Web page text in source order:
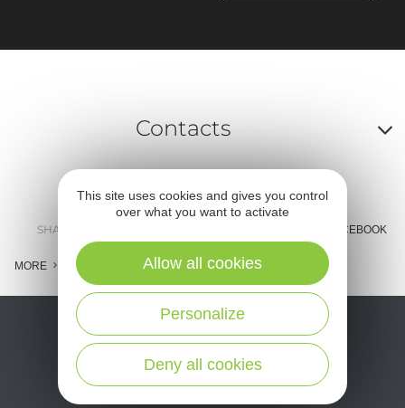
Contacts
SHARE : FACEBOOK
MORE
This site uses cookies and gives you control
over what you want to activate
Deny all cookies
Personalize
Allow all cookies